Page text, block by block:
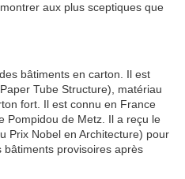
aux plus sceptiques que
bâtiments en carton. Il est
Tube Structure), matériau
fort. Il est connu en France
Pompidou de Metz. Il a reçu le
Prix Nobel en Architecture) pour
provisoires après